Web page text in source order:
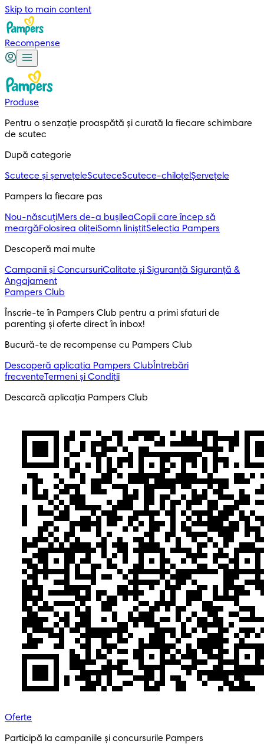
Skip to main content
Recompense
Produse
Pentru o senzație proaspătă și curată la fiecare schimbare
de scutec
După categorie
Scutece și șervețeleScuteceScutece-chiloțelȘervețele
Pampers la fiecare pas
Nou-născuțiMers de-a bușileaCopii care încep să
meargăFolosirea olițeiSomn liniștitSelecția Pampers
Descoperă mai multe
Campanii și ConcursuriCalitate și Siguranță Siguranță &
Angajament
Pampers Club
Înscrie-te în Pampers Club pentru a primi sfaturi de
parenting și oferte direct în inbox!
Bucură-te de recompense cu Pampers Club
Descoperă aplicația Pampers Club Întrebări
frecventeTermeni și Condiții
Descarcă aplicația Pampers Club
Oferte
Participă la campaniile și concursurile Pampers